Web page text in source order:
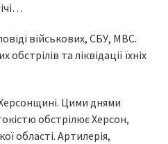
військових, СБУ, МВС.
та ліквідації їхніх
Цими днями
обстрілює Херсон,
області. Артилерія,